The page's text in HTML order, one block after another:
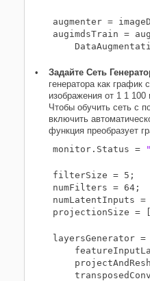
augmenter =
augimdsTrain =
Задайте Сеть
генератора как график
изображения от 1 1
Чтобы обучить сеть с
включить
функция преобразует
monitor.Status =
filterSize = 5;
numFilters = 64;
numLatentInputs =
layersGenerator =